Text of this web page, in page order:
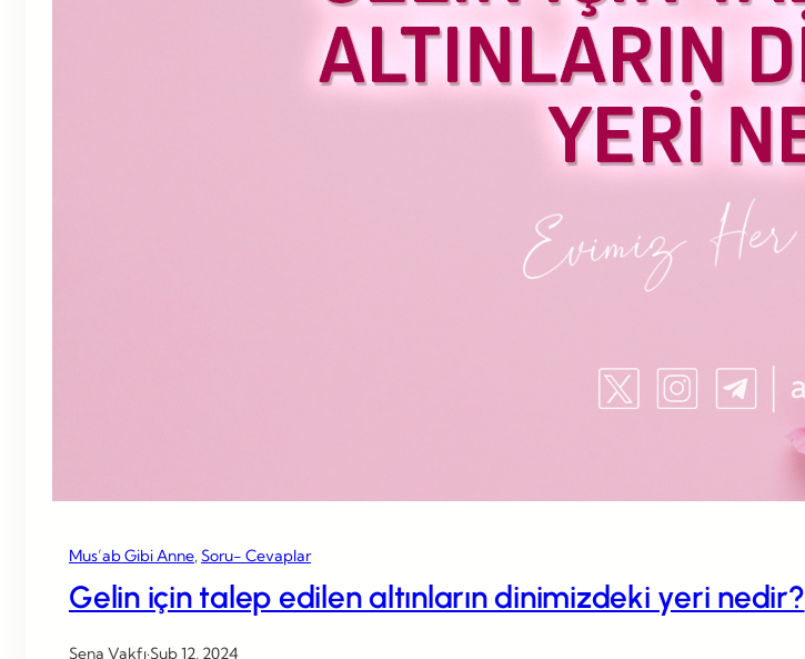
Mus’ab Gibi Anne, Soru- Cevaplar
Gelin için talep edilen altınların dinimizdeki yeri nedir?
Sena Vakfı·Şub 12, 2024